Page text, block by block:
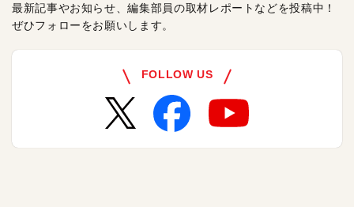
最新記事やお知らせ、編集部員の取材レポートなどを投稿中！
ぜひフォローをお願いします。
FOLLOW US